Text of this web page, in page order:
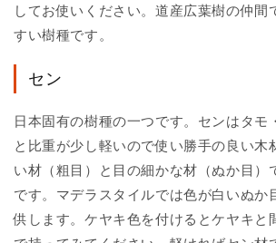
してお使いください。道産広葉樹の仲間
すい樹種です。
セン
日本固有の樹種の一つです。センはタモ
と比重が少し軽いので使い勝手の良い木
い材（粗目）と目の細かな材（ぬか目）
です。マデラスタイルでは色が白いぬか
供します。ケヤキ色を付けるとケヤキと